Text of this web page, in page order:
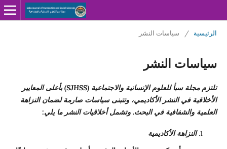
الرئيسية / سياسات النشر
سياسات النشر
تلتزم مجلة سبأ للعلوم الإنسانية والاجتماعية (SJHSS) بأعلى المعايير
الأخلاقية في النشر الأكاديمي، وتتبنى سياسات صارمة لضمان النزاهة
العلمية والشفافية في البحث. وتشمل أخلاقيات النشر ما يلي:
النزاهة الأكاديمية